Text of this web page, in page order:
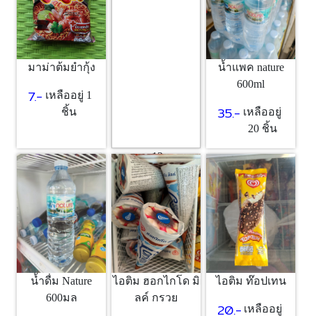
มาม่าต้มยำกุ้ง
7.- เหลืออยู่ 1
ชิ้น
ขนม12บาท
12.- เหลืออยู่
10 ชิ้น
น้ำแพค nature
600ml
35.- เหลืออยู่
20 ชิ้น
น้ำดื่ม Nature
600มล
ไอติม ฮอกไกโด มิ
ลค์ กรวย
ไอติม ท๊อปเทน
20.- เหลืออยู่